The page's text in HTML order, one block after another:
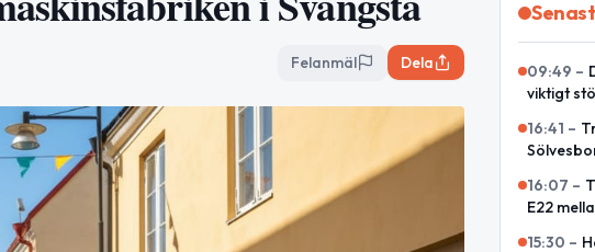
Felanmäl Dela 09:49 –
viktigt
16:41 –
16:07 –
E22
15:30 –